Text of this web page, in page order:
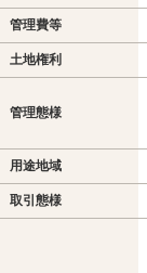
管理費等
土地権利
管理態様
用途地域
取引態様